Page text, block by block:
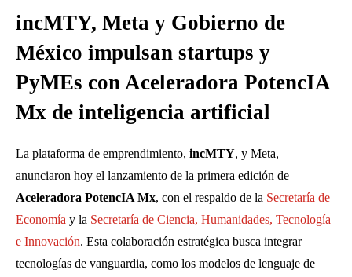
incMTY, Meta y Gobierno de
México impulsan startups y
PyMEs con Aceleradora PotencIA
Mx de inteligencia artificial
La plataforma de emprendimiento, incMTY, y Meta,
anunciaron hoy el lanzamiento de la primera edición de
Aceleradora PotencIA Mx, con el respaldo de la Secretaría de
Economía y la Secretaría de Ciencia, Humanidades, Tecnología
e Innovación. Esta colaboración estratégica busca integrar
tecnologías de vanguardia, como los modelos de lenguaje de